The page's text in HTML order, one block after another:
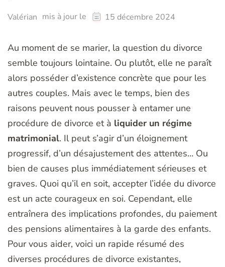
Valérian mis à jour le 15 décembre 2024
Au moment de se marier, la question du divorce
semble toujours lointaine. Ou plutôt, elle ne paraît
alors posséder d’existence concrète que pour les
autres couples. Mais avec le temps, bien des
raisons peuvent nous pousser à entamer une
procédure de divorce et à liquider un régime
matrimonial. Il peut s’agir d’un éloignement
progressif, d’un désajustement des attentes… Ou
bien de causes plus immédiatement sérieuses et
graves. Quoi qu’il en soit, accepter l’idée du divorce
est un acte courageux en soi. Cependant, elle
entraînera des implications profondes, du paiement
des pensions alimentaires à la garde des enfants.
Pour vous aider, voici un rapide résumé des
diverses procédures de divorce existantes,